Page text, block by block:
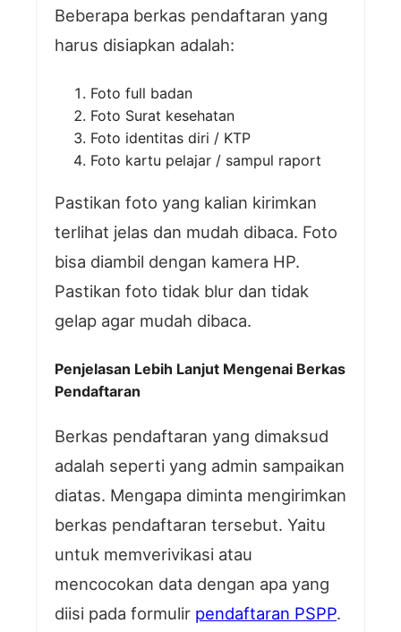
Beberapa berkas pendaftaran yang
harus disiapkan adalah:
Foto full badan
Foto Surat kesehatan
Foto identitas diri / KTP
Foto kartu pelajar / sampul raport
Pastikan foto yang kalian kirimkan
terlihat jelas dan mudah dibaca. Foto
bisa diambil dengan kamera HP.
Pastikan foto tidak blur dan tidak
gelap agar mudah dibaca.
Penjelasan Lebih Lanjut Mengenai Berkas
Pendaftaran
Berkas pendaftaran yang dimaksud
adalah seperti yang admin sampaikan
diatas. Mengapa diminta mengirimkan
berkas pendaftaran tersebut. Yaitu
untuk memverivikasi atau
mencocokan data dengan apa yang
diisi pada formulir pendaftaran PSPP.